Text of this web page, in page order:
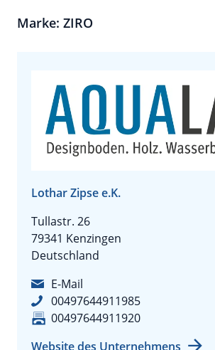
Marke: ZIRO
Lothar Zipse e.K.
Tullastr. 26
79341 Kenzingen
Deutschland
E-Mail
00497644911985
00497644911920
Website des Unternehmens